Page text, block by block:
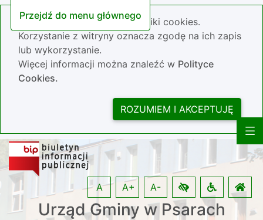
Przejdź do menu głównego
Nasza strona wykorzystuje pliki cookies.
Korzystanie z witryny oznacza zgodę na ich zapis
lub wykorzystanie.
Więcej informacji można znaleźć w Polityce
Cookies.
ROZUMIEM I AKCEPTUJĘ
Urząd Gminy w Psarach
A A+ A-